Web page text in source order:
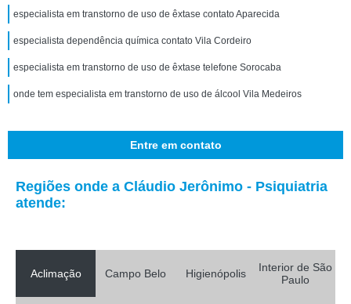
especialista em transtorno de uso de êxtase contato Aparecida
especialista dependência química contato Vila Cordeiro
especialista em transtorno de uso de êxtase telefone Sorocaba
onde tem especialista em transtorno de uso de álcool Vila Medeiros
Entre em contato
Regiões onde a Cláudio Jerônimo - Psiquiatria
atende:
Aclimação Campo Belo Higienópolis
Interior de São
Paulo